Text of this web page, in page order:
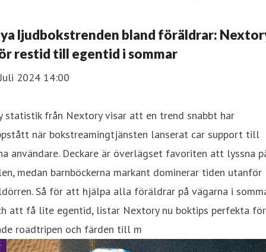
ljudbokstrenden bland föräldrar:
restid till egentid i sommar
2024 14:00
statistik från Nextory visar att en trend snabbt har
när bokstreamingtjänsten lanserat car support till
användare. Deckare är överlägset favoriten att lyssna
medan barnböckerna markant dominerar tiden utanför
Så för att hjälpa alla föräldrar på vägarna i
att få lite egentid, listar Nextory nu boktips perfekta för
roadtripen och färden till m